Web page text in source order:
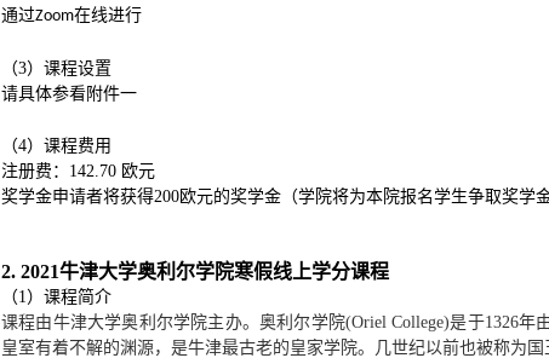
通过Zoom在线进行
（3）课程设置
请具体参看附件一
（4）课程费用
注册费 ： 142.70 欧元
奖学金申请者将获得200欧元的奖学金 （学院将为本院报名学生争取奖学
2. 2021牛津大学奥利尔学院寒假线上学分课程
（1）课程简介
课程由牛津大学奥利尔学院主办。奥利尔学院(Oriel College)是于1326年
皇室有着不解的渊源，是牛津最古老的皇家学院。几世纪以前也被称为国